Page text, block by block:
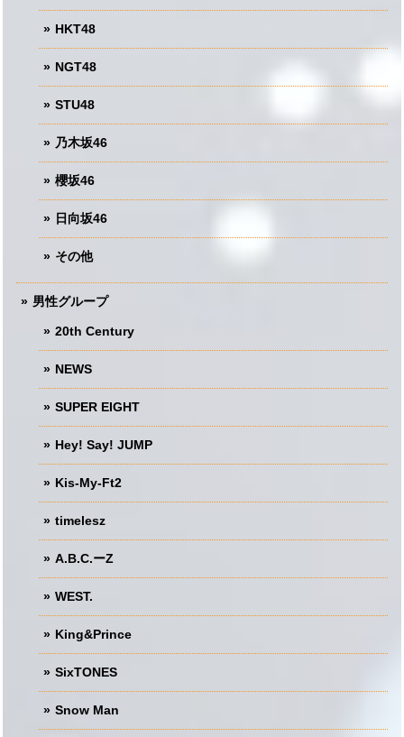
HKT48
NGT48
STU48
乃木坂46
櫻坂46
日向坂46
その他
男性グループ
20th Century
NEWS
SUPER EIGHT
Hey! Say! JUMP
Kis-My-Ft2
timelesz
A.B.C.ーZ
WEST.
King&Prince
SixTONES
Snow Man